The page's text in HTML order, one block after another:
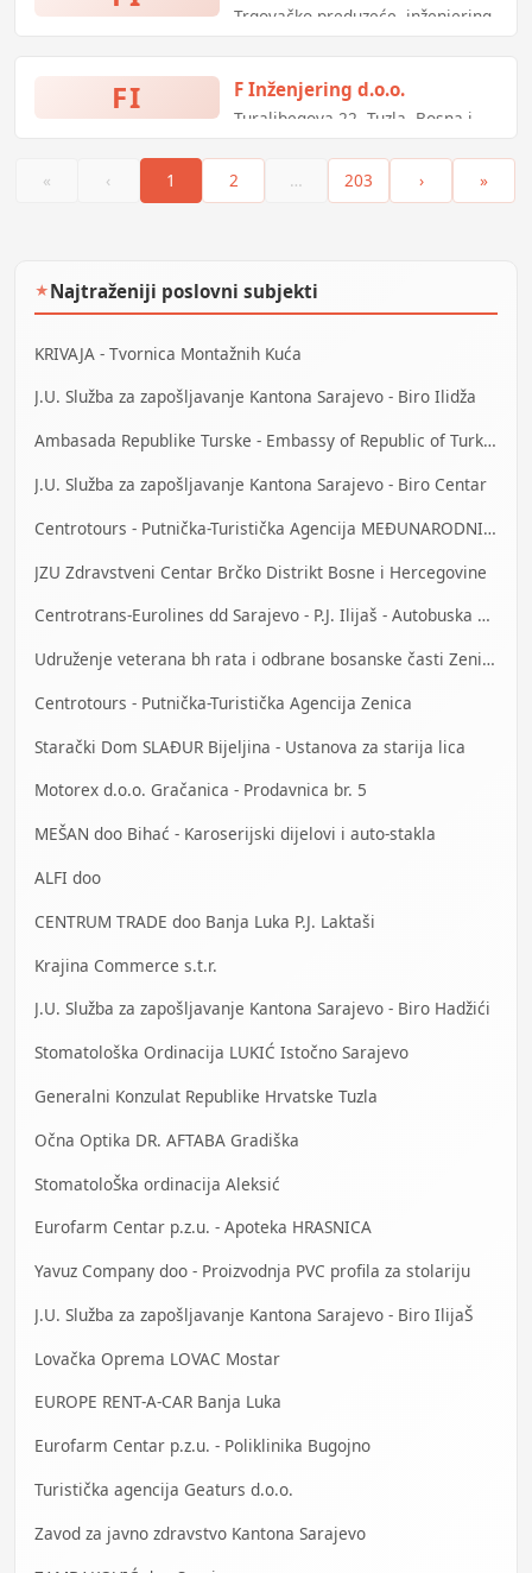
Trgovačko preduzeće, inženjering,
FI F Inženjering d.o.o.
Turalibegova 22, Tuzla, Bosna i
«
‹ 1 2 … 203 › »
★Najtraženiji poslovni subjekti
KRIVAJA - Tvornica Montažnih Kuća
J.U. Služba za zapošljavanje Kantona Sarajevo - Biro Ilidža
Ambasada Republike Turske - Embassy of Republic of Turkey
J.U. Služba za zapošljavanje Kantona Sarajevo - Biro Centar
Centrotours - Putnička-Turistička Agencija MEĐUNARODNI AERODROM Sarajevo
JZU Zdravstveni Centar Brčko Distrikt Bosne i Hercegovine
Centrotrans-Eurolines dd Sarajevo - P.J. Ilijaš - Autobuska stanica
Udruženje veterana bh rata i odbrane bosanske časti Zenica
Centrotours - Putnička-Turistička Agencija Zenica
Starački Dom SLAĐUR Bijeljina - Ustanova za starija lica
Motorex d.o.o. Gračanica - Prodavnica br. 5
MEŠAN doo Bihać - Karoserijski dijelovi i auto-stakla
ALFI doo
CENTRUM TRADE doo Banja Luka P.J. Laktaši
Krajina Commerce s.t.r.
J.U. Služba za zapošljavanje Kantona Sarajevo - Biro Hadžići
Stomatološka Ordinacija LUKIĆ Istočno Sarajevo
Generalni Konzulat Republike Hrvatske Tuzla
Očna Optika DR. AFTABA Gradiška
StomatoloŠka ordinacija Aleksić
Eurofarm Centar p.z.u. - Apoteka HRASNICA
Yavuz Company doo - Proizvodnja PVC profila za stolariju
J.U. Služba za zapošljavanje Kantona Sarajevo - Biro IlijaŠ
Lovačka Oprema LOVAC Mostar
EUROPE RENT-A-CAR Banja Luka
Eurofarm Centar p.z.u. - Poliklinika Bugojno
Turistička agencija Geaturs d.o.o.
Zavod za javno zdravstvo Kantona Sarajevo